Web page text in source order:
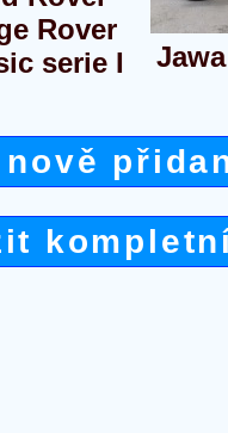
Rover
serie I